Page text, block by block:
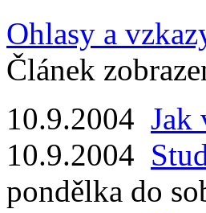
Ohlasy a
Článek
10.9.2004 Jak
10.9.2004
pondělka do